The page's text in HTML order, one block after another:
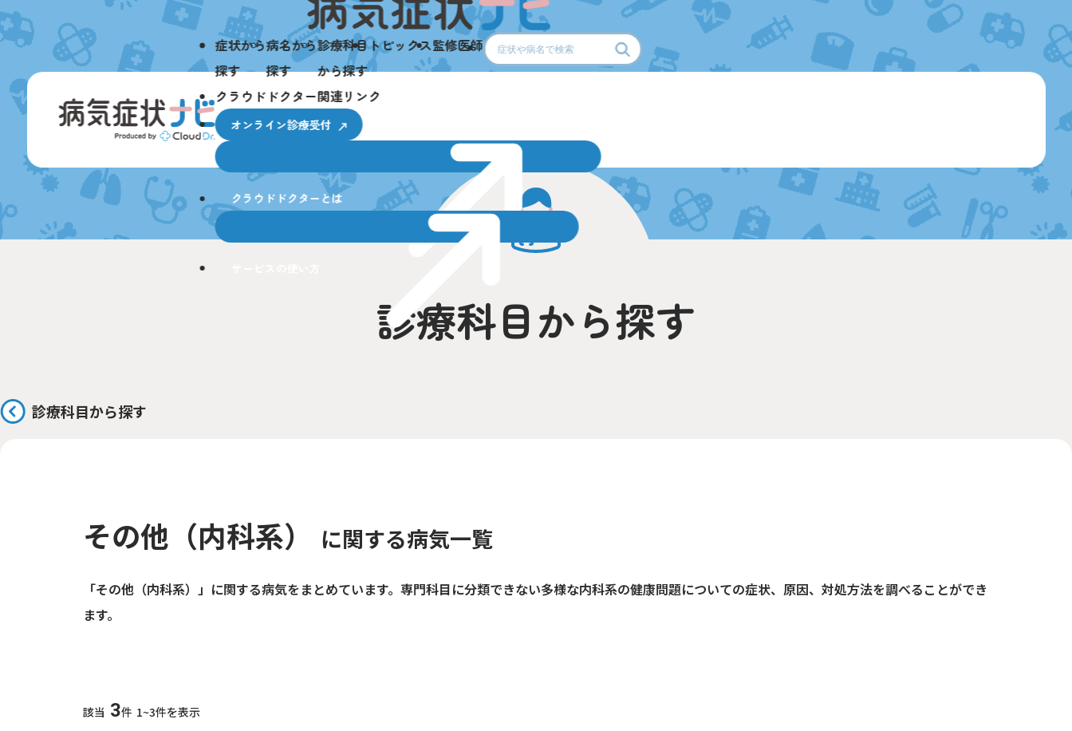
症状から
探す
病名から
探す
診療科目
から探す
トピックス監修医師
クラウドドクター関連リンク
オンライン診療受付
クラウドドクターとは
診療科目から探す
診療科目から探す
その他（内科系） に関する病気一覧
「その他（内科系）」に関する病気をまとめています。専門科目に分類できない多様な内科系の健康問題についての症状、原因、対処方法を調べることができ
ます。
該当 3件 1~3件を表示